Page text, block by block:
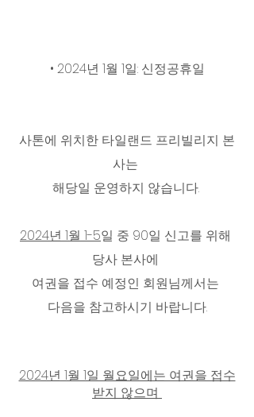
• 2024년 1월 1일: 신정공휴일
사톤에 위치한 타일랜드 프리빌리지 본
사는
해당일 운영하지 않습니다.
2024년 1월 1-5일 중 90일 신고를 위해
당사 본사에
여권을 접수 예정인 회원님께서는
다음을 참고하시기 바랍니다.
2024년 1월 1일 월요일에는 여권을 접수
받지 않으며